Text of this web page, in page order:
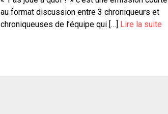
au format discussion entre 3 chroniqueurs et
chroniqueuses de l’équipe qui […] Lire la suite